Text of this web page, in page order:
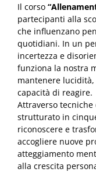
Il corso
partecipanti alla
che influenzano
quotidiani. In un
incertezza e
funziona la nostra
mantenere
capacità di reagire.
Attraverso
strutturato in
riconoscere e
accogliere nuove
atteggiamento
alla crescita